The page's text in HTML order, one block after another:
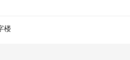
楼